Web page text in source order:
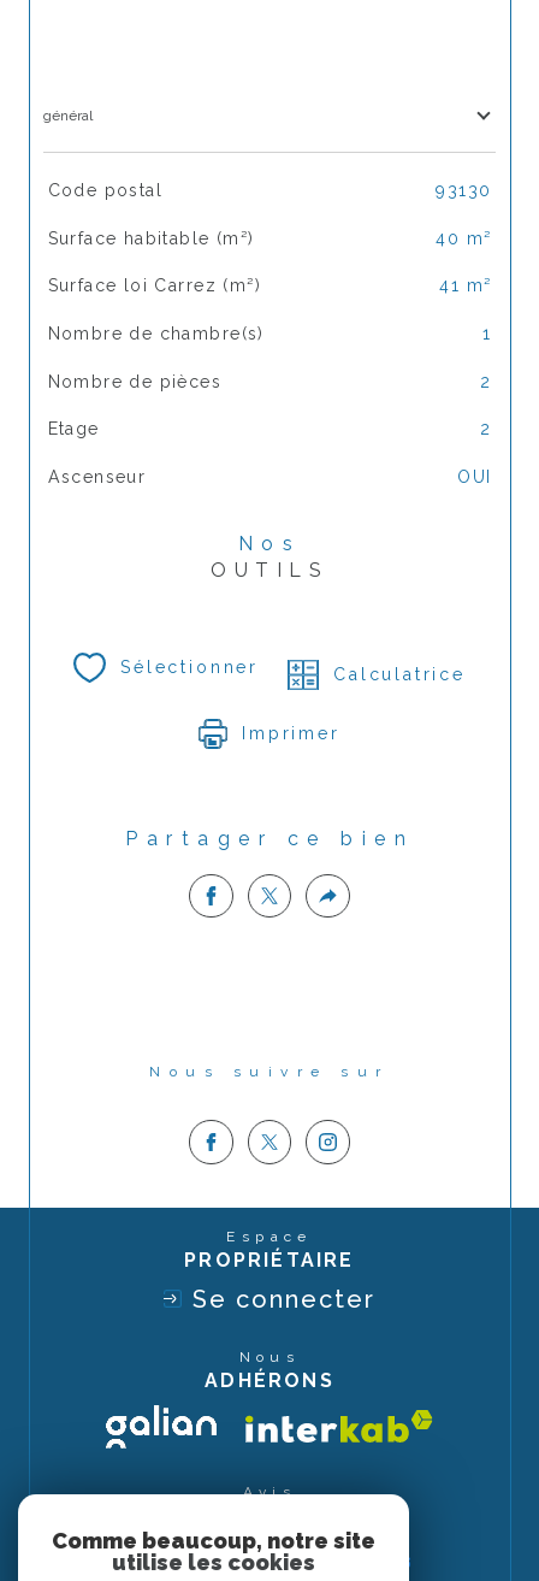
général
TRAD_SIROCCO_Caracteristique
Code postal 93130
Surface habitable (m²) 40 m²
Surface loi Carrez (m²) 41 m²
Nombre de chambre(s) 1
Nombre de pièces 2
Etage 2
Ascenseur OUI
Nos
OUTILS
Sélectionner Calculatrice
Imprimer
Partager ce bien
Nous suivre sur
Espace
PROPRIÉTAIRE
Se connecter
Nous
ADHÉRONS
Avis
Comme beaucoup, notre site
utilise les cookies